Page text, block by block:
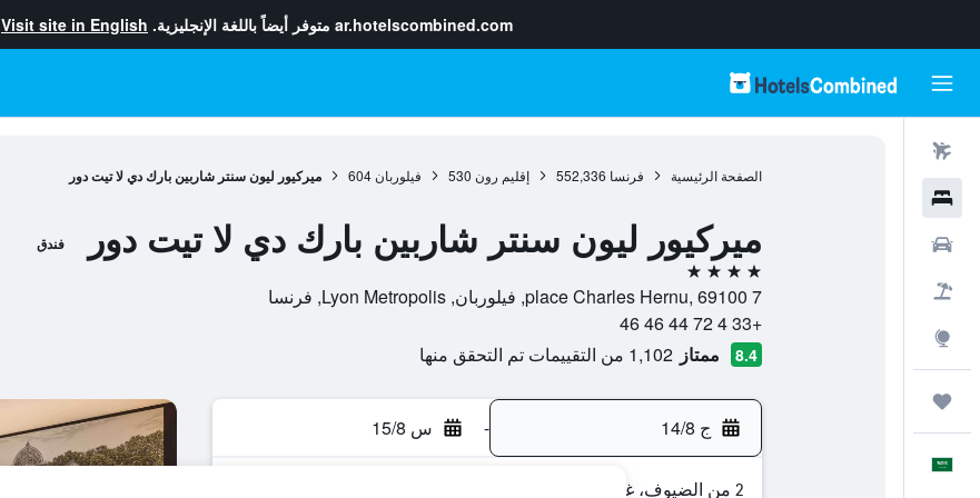
ar.hotelscombined.com متوفر أيضاً باللغة الإنجليزية. Visit site in English
الصفحة الرئيسية فرنسا 552,336 إقليم رون 530 فيلوربان 604 ميركيور ليون سنتر شاربين بارك دي لا تيت دور
ميركيور ليون سنتر شاربين بارك دي لا تيت دور فندق
4 نجوم
7 place Charles Hernu, 69100, فيلوربان, Lyon Metropolis, فرنسا
+33 4 72 44 46 46
8.4 ممتاز 1,102 من التقييمات تم التحقق منها
ج 14/8 - س 15/8
2 من الضيوف، غرفة واحدة